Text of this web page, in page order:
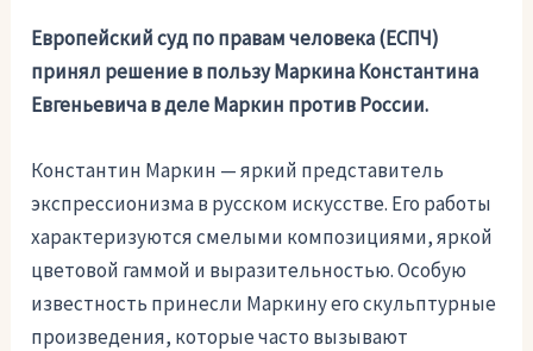
Европейский суд по правам человека (ЕСПЧ)
принял решение в пользу Маркина Константина
Евгеньевича в деле Маркин против России.
Константин Маркин — яркий представитель
экспрессионизма в русском искусстве. Его работы
характеризуются смелыми композициями, яркой
цветовой гаммой и выразительностью. Особую
известность принесли Маркину его скульптурные
произведения, которые часто вызывают